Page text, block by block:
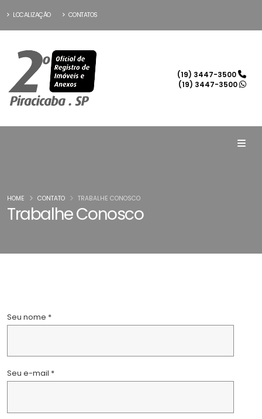
LOCALIZAÇÃO CONTATOS
(19) 3447-3500
(19) 3447-3500
Trabalhe Conosco
HOME CONTATO TRABALHE CONOSCO
Seu nome *
Seu e-mail *